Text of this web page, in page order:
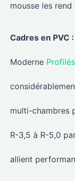
mousse les
Cadres en PVC :
Moderne
multi-chambres
R-3,5 à R-5,0
allient